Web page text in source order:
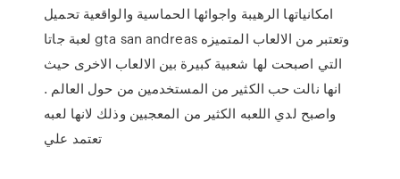
امكانياتها الرهيبة واجوائها الحماسية والواقعية تحميل
لعبة جاتا gta san andreas وتعتبر من الالعاب المتميزه
التي اصبحت لها شعبية كبيرة بين الالعاب الاخرى حيث
انها نالت حب الكثير من المستخدمين من حول العالم .
واصبح لدي اللعبه الكثير من المعجبين وذلك لانها لعبه
تعتمد علي